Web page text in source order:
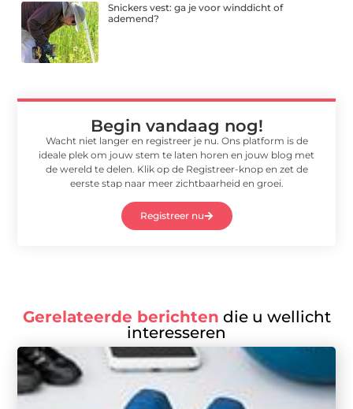
Snickers vest: ga je voor winddicht of
ademend?
Begin vandaag nog!
Wacht niet langer en registreer je nu. Ons platform is de
ideale plek om jouw stem te laten horen en jouw blog met
de wereld te delen. Klik op de Registreer-knop en zet de
eerste stap naar meer zichtbaarheid en groei.
Registreer nu
Gerelateerde berichten die u wellicht
interesseren